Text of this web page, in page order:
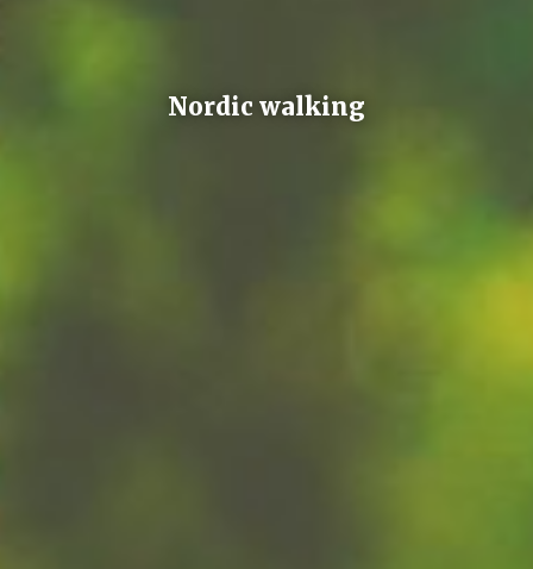
Nordic walking